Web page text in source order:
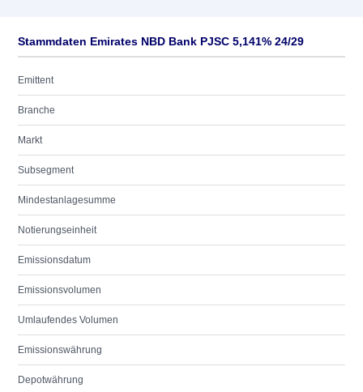
Stammdaten Emirates NBD Bank PJSC 5,141% 24/29
Emittent
Branche
Markt
Subsegment
Mindestanlagesumme
Notierungseinheit
Emissionsdatum
Emissionsvolumen
Umlaufendes Volumen
Emissionswährung
Depotwährung